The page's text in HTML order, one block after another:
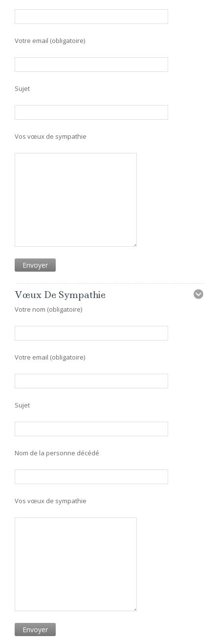
Votre email (obligatoire)
Sujet
Vos vœux de sympathie
Vœux De Sympathie
Votre nom (obligatoire)
Votre email (obligatoire)
Sujet
Nom de la personne décédé
Vos vœux de sympathie